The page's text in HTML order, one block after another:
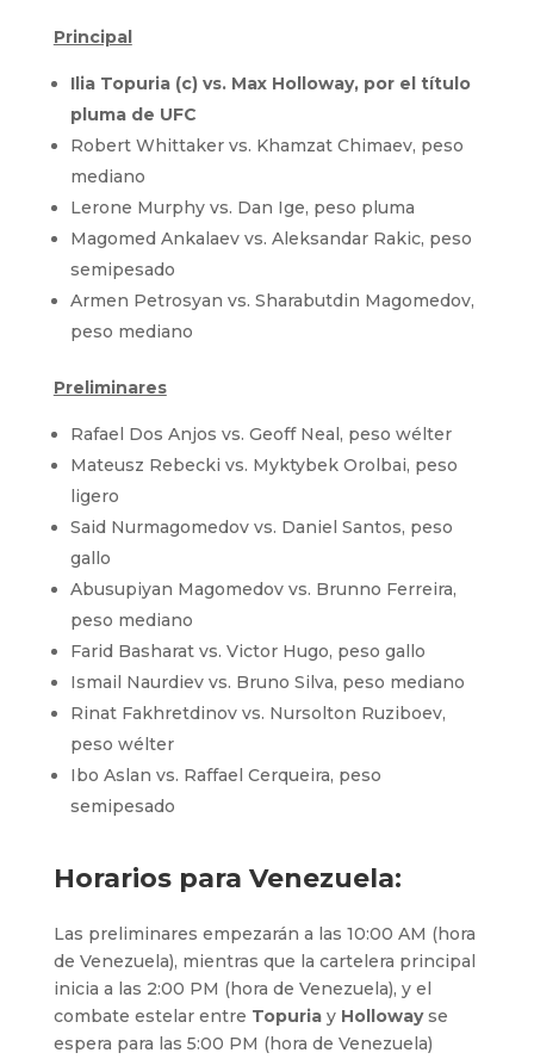
Principal
Ilia Topuria (c) vs. Max Holloway, por el título
pluma de UFC
Robert Whittaker vs. Khamzat Chimaev, peso
mediano
Lerone Murphy vs. Dan Ige, peso pluma
Magomed Ankalaev vs. Aleksandar Rakic, peso
semipesado
Armen Petrosyan vs. Sharabutdin Magomedov,
peso mediano
Preliminares
Rafael Dos Anjos vs. Geoff Neal, peso wélter
Mateusz Rebecki vs. Myktybek Orolbai, peso
ligero
Said Nurmagomedov vs. Daniel Santos, peso
gallo
Abusupiyan Magomedov vs. Brunno Ferreira,
peso mediano
Farid Basharat vs. Victor Hugo, peso gallo
Ismail Naurdiev vs. Bruno Silva, peso mediano
Rinat Fakhretdinov vs. Nursolton Ruziboev,
peso wélter
Ibo Aslan vs. Raffael Cerqueira, peso
semipesado
Horarios para Venezuela:
Las preliminares empezarán a las 10:00 AM (hora
de Venezuela), mientras que la cartelera principal
inicia a las 2:00 PM (hora de Venezuela), y el
combate estelar entre Topuriay Hollowayse
espera para las 5:00 PM (hora de Venezuela)